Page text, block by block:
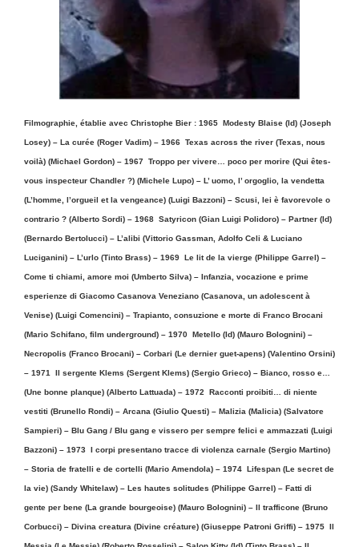
Filmographie, établie avec Christophe Bier : 1965 Modesty Blaise (Id) (Joseph
Losey) – La curée (Roger Vadim) – 1966 Texas across the river (Texas, nous
voilà) (Michael Gordon) – 1967 Troppo per vivere… poco per morire (Qui êtes-
vous inspecteur Chandler ?) (Michele Lupo) – L’ uomo, l’ orgoglio, la vendetta
(L’homme, l’orgueil et la vengeance) (Luigi Bazzoni) – Scusi, lei è favorevole o
contrario ? (Alberto Sordi) – 1968 Satyricon (Gian Luigi Polidoro) – Partner (Id)
(Bernardo Bertolucci) – L’alibi (Vittorio Gassman, Adolfo Celi & Luciano
Luciganini) – L’urlo (Tinto Brass) – 1969 Le lit de la vierge (Philippe Garrel) –
Come ti chiami, amore moi (Umberto Silva) – Infanzia, vocazione e prime
esperienze di Giacomo Casanova Veneziano (Casanova, un adolescent à
Venise) (Luigi Comencini) – Trapianto, consuzione e morte di Franco Brocani
(Mario Schifano, film underground) – 1970 Metello (Id) (Mauro Bolognini) –
Necropolis (Franco Brocani) – Corbari (Le dernier guet-apens) (Valentino Orsini)
– 1971 Il sergente Klems (Sergent Klems) (Sergio Grieco) – Bianco, rosso e…
(Une bonne planque) (Alberto Lattuada) – 1972 Racconti proibiti… di niente
vestiti (Brunello Rondi) – Arcana (Giulio Questi) – Malizia (Malicia) (Salvatore
Sampieri) – Blu Gang / Blu gang e vissero per sempre felici e ammazzati (Luigi
Bazzoni) – 1973 I corpi presentano tracce di violenza carnale (Sergio Martino)
– Storia de fratelli e de cortelli (Mario Amendola) – 1974 Lifespan (Le secret de
la vie) (Sandy Whitelaw) – Les hautes solitudes (Philippe Garrel) – Fatti di
gente per bene (La grande bourgeoise) (Mauro Bolognini) – Il trafficone (Bruno
Corbucci) – Divina creatura (Divine créature) (Giuseppe Patroni Griffi) – 1975 Il